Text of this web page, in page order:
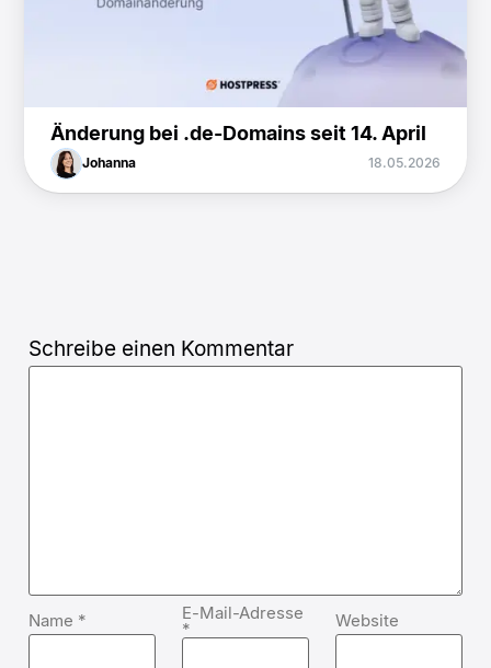
Änderung bei .de-Domains seit 14. April
Johanna 18.05.2026
Schreibe einen Kommentar
Name * E-Mail-Adresse
* Website